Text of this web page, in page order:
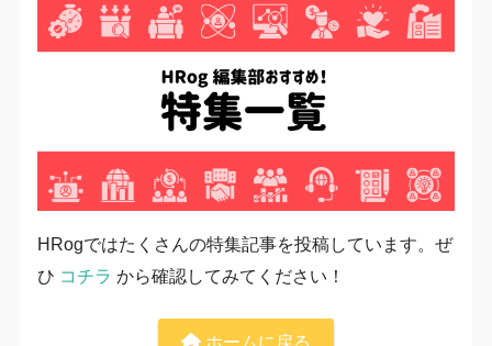
HRogではたくさんの特集記事を投稿しています。ぜ
ひ コチラ から確認してみてください！
ホームに戻る